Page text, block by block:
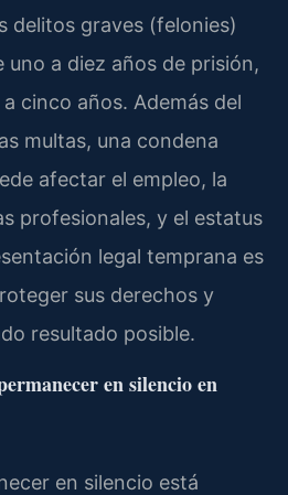
delitos graves (felonies)
uno a diez años de prisión,
cinco años. Además del
multas, una condena
afectar el empleo, la
profesionales, y el estatus
legal temprana es
sus derechos y
resultado posible.
en silencio en
en silencio está